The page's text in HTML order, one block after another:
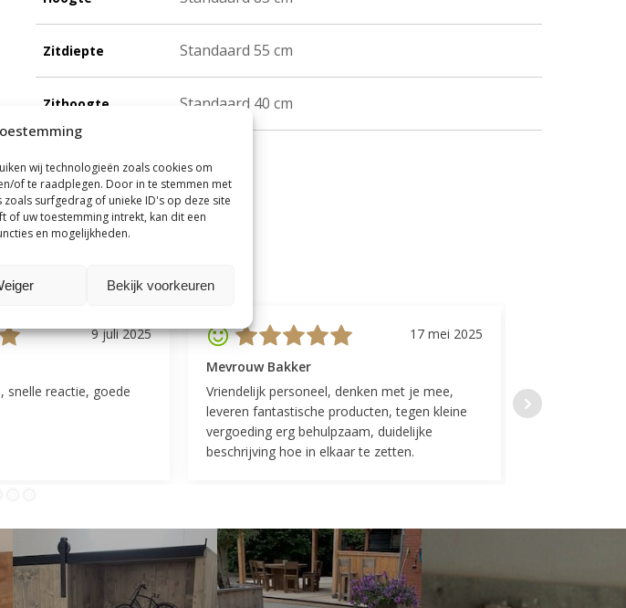
wij technologieën zoals cookies om
of te raadplegen. Door in te stemmen met
surfgedrag of unieke ID's op deze site
of uw toestemming intrekt, kan dit een
en mogelijkheden.
Bekijk voorkeuren
Zitdiepte Standaard 55 cm
Zithoogte Standaard 40 cm
dan
9 juli 2025
snelle reactie, goede
17 mei 2025
Mevrouw Bakker
Vriendelijk personeel, denken met je mee,
leveren fantastische producten, tegen kleine
vergoeding erg behulpzaam, duidelijke
beschrijving hoe in elkaar te zetten.
Top geregeld!
indelingen die